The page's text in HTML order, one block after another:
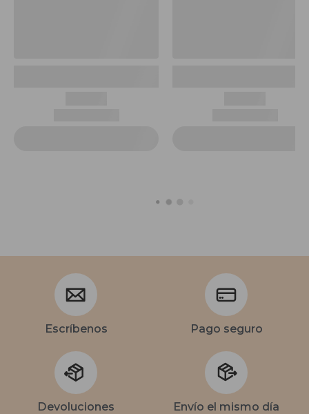
Escríbenos Pago seguro
Devoluciones
Envío el mismo día